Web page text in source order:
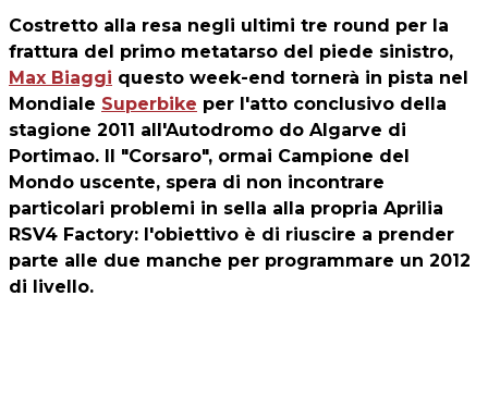
Costretto alla resa negli ultimi tre round per la
frattura del primo metatarso del piede sinistro,
Max Biaggi questo week-end tornerà in pista nel
Mondiale Superbike per l'atto conclusivo della
stagione 2011 all'Autodromo do Algarve di
Portimao. Il "Corsaro", ormai Campione del
Mondo uscente, spera di non incontrare
particolari problemi in sella alla propria Aprilia
RSV4 Factory: l'obiettivo è di riuscire a prender
parte alle due manche per programmare un 2012
di livello.